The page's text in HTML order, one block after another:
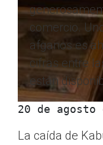
comercio.
afganos es
cifras entre
están
20 de agosto
La caída de